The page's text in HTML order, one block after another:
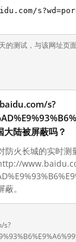
的测试，与该网址页面
s?
大陆被屏蔽吗？
防火长城的实时测
。
s?